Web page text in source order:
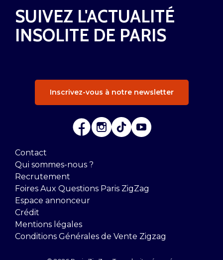
SUIVEZ L'ACTUALITÉ
INSOLITE DE PARIS
Inscrivez-vous à notre newsletter
Contact
Qui sommes-nous ?
Recrutement
Foires Aux Questions Paris ZigZag
Espace annonceur
Crédit
Mentions légales
Conditions Générales de Vente Zigzag